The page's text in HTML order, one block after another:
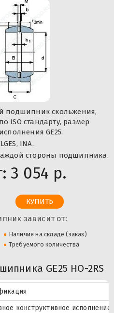
подшипник скольжения,
ISO стандарту, размер
GE25.
INA.
стороны подшипника.
3 054 р.
зависит от:
Наличия на складе (заказ)
Требуемого количества
GE25 HO-2RS
конструктивное исполнение.